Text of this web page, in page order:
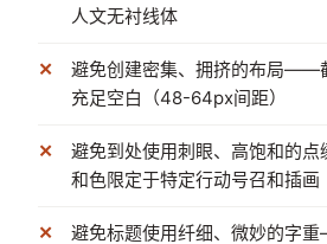
人文无衬线体
避免创建密集、拥挤的布局——
充足空白（48-64px间距）
避免到处使用刺眼、高饱和的
和色限定于特定行动号召和插画
避免标题使用纤细、微妙的字